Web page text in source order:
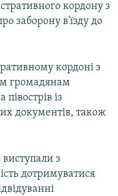
кордону з
заборону в'їзду до
кордоні з
громадянам
із
документів, також
з
дотримуватися